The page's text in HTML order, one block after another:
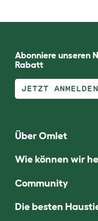
Abonniere unseren
Rabatt
JETZT ANMELDEN
Über Omlet
Wie können wir
Community
Die besten